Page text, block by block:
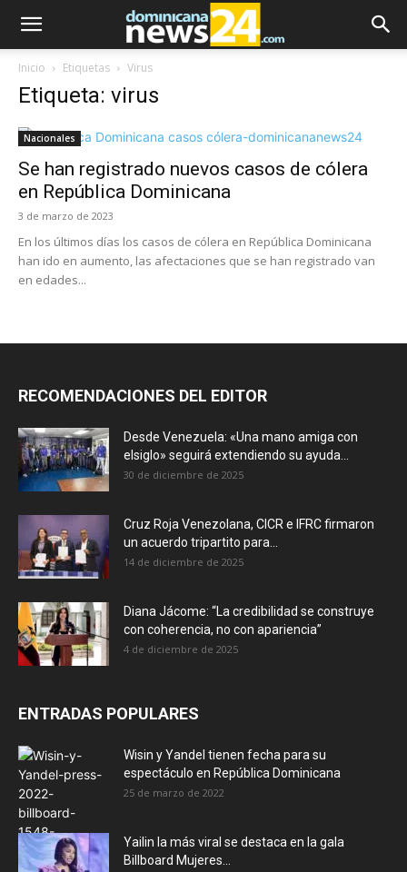
Inicio Etiquetas Virus
Etiqueta: virus
Nacionales
Se han registrado nuevos casos de cólera
en República Dominicana
3 de marzo de 2023
En los últimos días los casos de cólera en República Dominicana
han ido en aumento, las afectaciones que se han registrado van
en edades...
RECOMENDACIONES DEL EDITOR
Desde Venezuela: «Una mano amiga con
elsiglo» seguirá extendiendo su ayuda...
30 de diciembre de 2025
Cruz Roja Venezolana, CICR e IFRC firmaron
un acuerdo tripartito para...
14 de diciembre de 2025
Diana Jácome: “La credibilidad se construye
con coherencia, no con apariencia”
4 de diciembre de 2025
ENTRADAS POPULARES
Wisin y Yandel tienen fecha para su
espectáculo en República Dominicana
25 de marzo de 2022
Yailin la más viral se destaca en la gala
Billboard Mujeres...